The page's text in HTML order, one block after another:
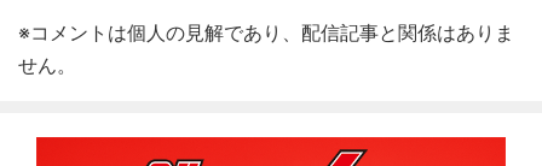
※コメントは個人の見解であり、配信記事と関係はありま
せん。